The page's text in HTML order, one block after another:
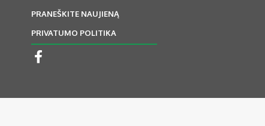
PRANEŠKITE NAUJIENĄ
PRIVATUMO POLITIKA